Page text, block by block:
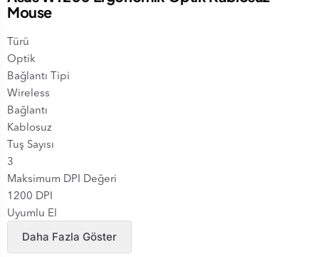
Mouse
Türü
Optik
Bağlantı Tipi
Wireless
Bağlantı
Kablosuz
Tuş Sayısı
3
Maksimum DPI Değeri
1200 DPI
Uyumlu El
Sağ - Sol
Daha Fazla Göster